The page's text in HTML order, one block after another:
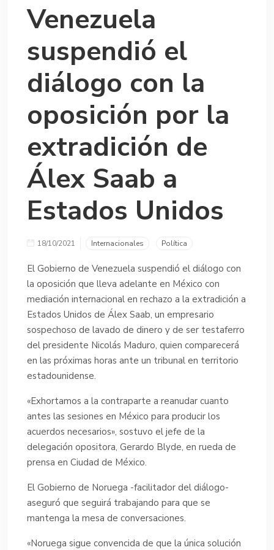
Venezuela
suspendió el
diálogo con la
oposición por la
extradición de
Álex Saab a
Estados Unidos
18/10/2021 Internacionales Política
El Gobierno de Venezuela suspendió el diálogo con
la oposición que lleva adelante en México con
mediación internacional en rechazo a la extradición a
Estados Unidos de Álex Saab, un empresario
sospechoso de lavado de dinero y de ser testaferro
del presidente Nicolás Maduro, quien comparecerá
en las próximas horas ante un tribunal en territorio
estadounidense.
«Exhortamos a la contraparte a reanudar cuanto
antes las sesiones en México para producir los
acuerdos necesarios», sostuvo el jefe de la
delegación opositora, Gerardo Blyde, en rueda de
prensa en Ciudad de México.
El Gobierno de Noruega -facilitador del diálogo-
aseguró que seguirá trabajando para que se
mantenga la mesa de conversaciones.
«Noruega sigue convencida de que la única solución